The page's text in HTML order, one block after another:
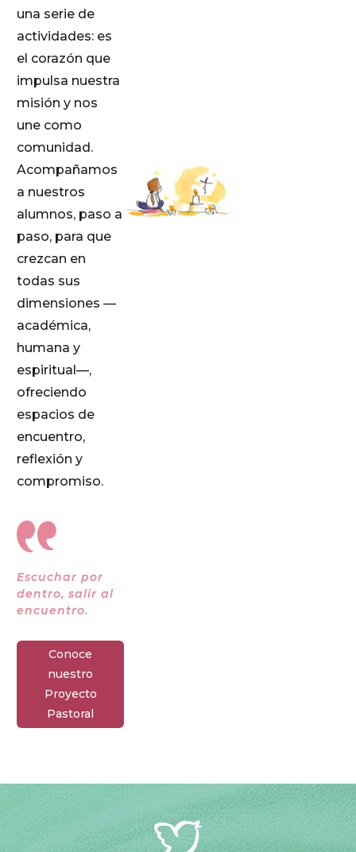
una serie de
actividades: es
el corazón que
impulsa nuestra
misión y nos
une como
comunidad.
Acompañamos
a nuestros
alumnos, paso a
paso, para que
crezcan en
todas sus
dimensiones —
académica,
humana y
espiritual—,
ofreciendo
espacios de
encuentro,
reflexión y
compromiso.
Escuchar por
dentro, salir al
encuentro.
Conoce
nuestro
Proyecto
Pastoral